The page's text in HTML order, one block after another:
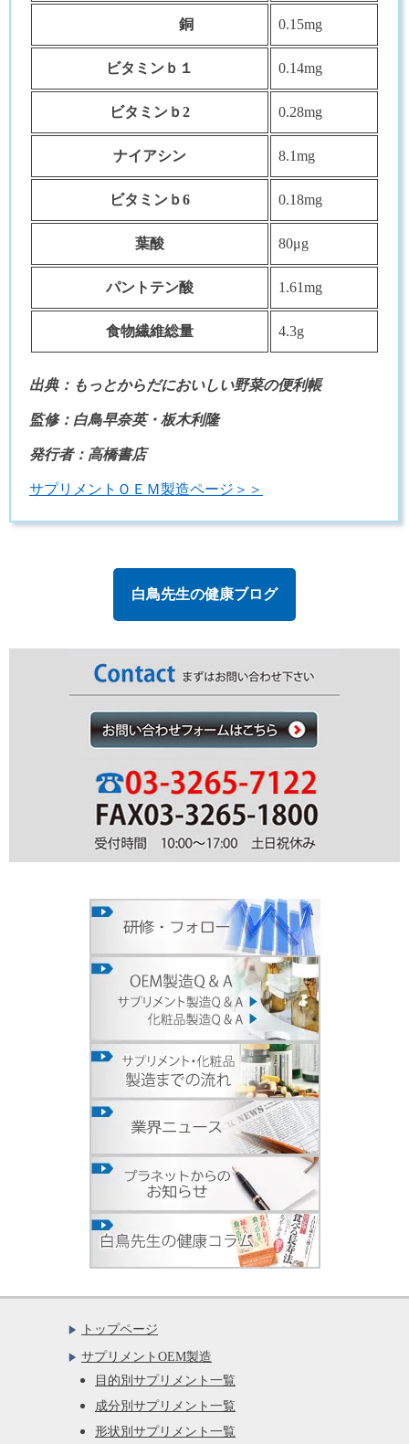
銅 0.15mg
ビタミンｂ１ 0.14mg
ビタミンｂ2 0.28mg
ナイアシン 8.1mg
ビタミンｂ6 0.18mg
葉酸 80μg
パントテン酸 1.61mg
食物繊維総量 4.3g
出典：もっとからだにおいしい野菜の便利帳
監修：白鳥早奈英・板木利隆
発行者：高橋書店
サプリメントＯＥＭ製造ページ＞＞
白鳥先生の健康ブログ
トップページ
サプリメントOEM製造
目的別サプリメント一覧
成分別サプリメント一覧
形状別サプリメント一覧